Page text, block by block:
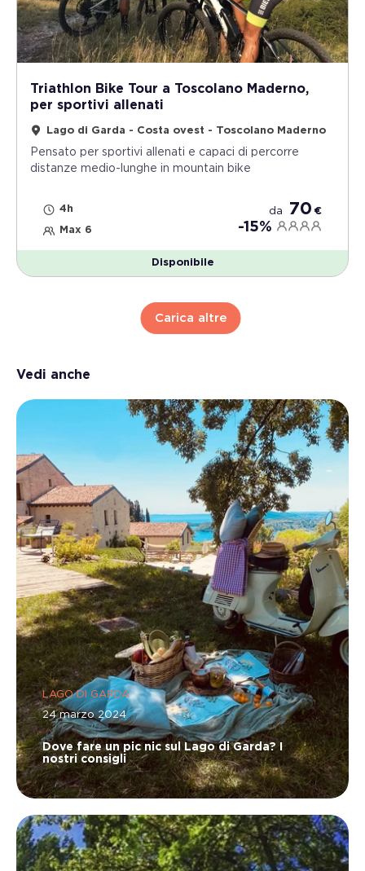
Triathlon Bike Tour a Toscolano Maderno,
per sportivi allenati
Lago di Garda - Costa ovest - Toscolano Maderno
Pensato per sportivi allenati e capaci di percorre
distanze medio-lunghe in mountain bike
4h
Max 6
da 70 €
-15%
Disponibile
Carica altre
Vedi anche
LAGO DI GARDA
24 marzo 2024
Dove fare un pic nic sul Lago di Garda? I
nostri consigli